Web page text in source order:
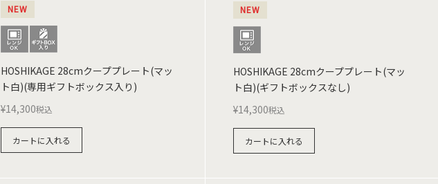
NEW
HOSHIKAGE 28cmクーププレート(マッ
ト白)(専用ギフトボックス入り)
¥14,300税込
カートに入れる
NEW
HOSHIKAGE 28cmクーププレート(マッ
ト白)(ギフトボックスなし)
¥14,300税込
カートに入れる